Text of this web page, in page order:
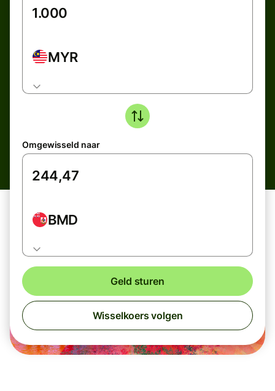
MYR
Omgewisseld naar
BMD
Geld sturen
Wisselkoers volgen